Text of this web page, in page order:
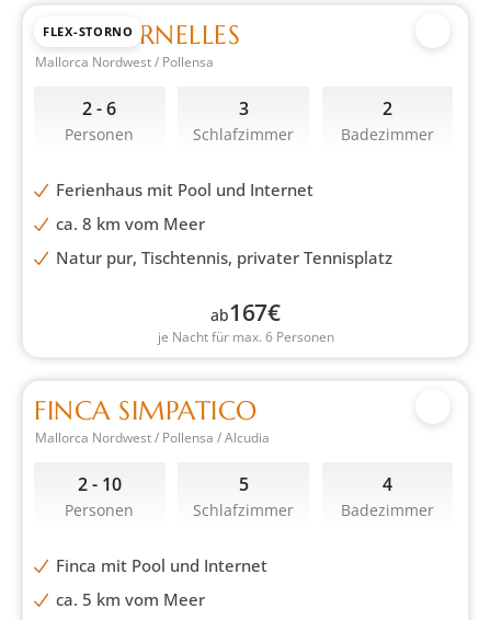
FLEX-STORNO
CASA TERNELLES
Mallorca Nordwest / Pollensa
2 - 6
Personen
3
Schlafzimmer
2
Badezimmer
Ferienhaus mit Pool und Internet
ca. 8 km vom Meer
Natur pur, Tischtennis, privater Tennisplatz
ab167€
je Nacht für max. 6 Personen
FINCA SIMPATICO
Mallorca Nordwest / Pollensa / Alcudia
2 - 10
Personen
5
Schlafzimmer
4
Badezimmer
Finca mit Pool und Internet
ca. 5 km vom Meer